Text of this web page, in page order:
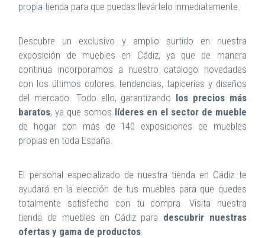
propia tienda para que puedas llevártelo inmediatamente.
Descubre un exclusivo y amplio surtido en nuestra
exposición de muebles en Cádiz, ya que de manera
continua incorporamos a nuestro catálogo novedades
con los últimos colores, tendencias, tapicerías y diseños
del mercado. Todo ello, garantizando los precios más
baratos, ya que somos líderes en el sector de mueble
de hogar con más de 140 exposiciones de muebles
propias en toda España.
El personal especializado de nuestra tienda en Cádiz te
ayudará en la elección de tus muebles para que quedes
totalmente satisfecho con tu compra. Visita nuestra
tienda de muebles en Cádiz para descubrir nuestras
ofertas y gama de productos.